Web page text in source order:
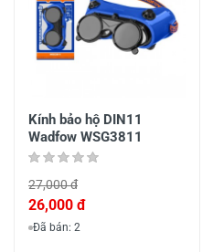
Kính bảo hộ DIN11
Wadfow WSG3811
27,000 đ
26,000 đ
Đã bán: 2